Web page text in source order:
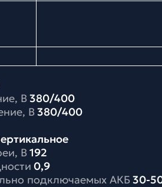
В380/400
В380/400
В192
0,9
подключаемых АКБ30-